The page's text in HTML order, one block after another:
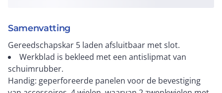
Samenvatting
Gereedschapskar 5 laden afsluitbaar met slot.
Werkblad is bekleed met een antislipmat van
schuimrubber.
Handig: geperforeerde panelen voor de bevestiging